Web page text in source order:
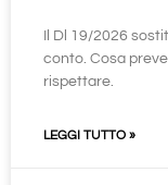
Il Dl 19/2026
conto. Cosa
rispettare.
LEGGI TUTTO »